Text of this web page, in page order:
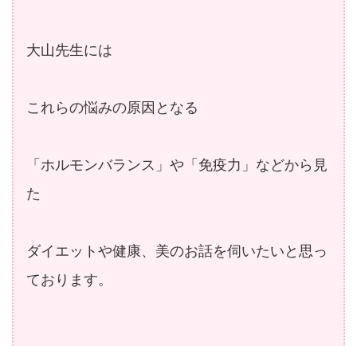
大山先生には
これらの悩みの原因となる
「ホルモンバランス」や「免疫力」などから見
た
ダイエットや健康、美のお話を伺いたいと思っ
ております。